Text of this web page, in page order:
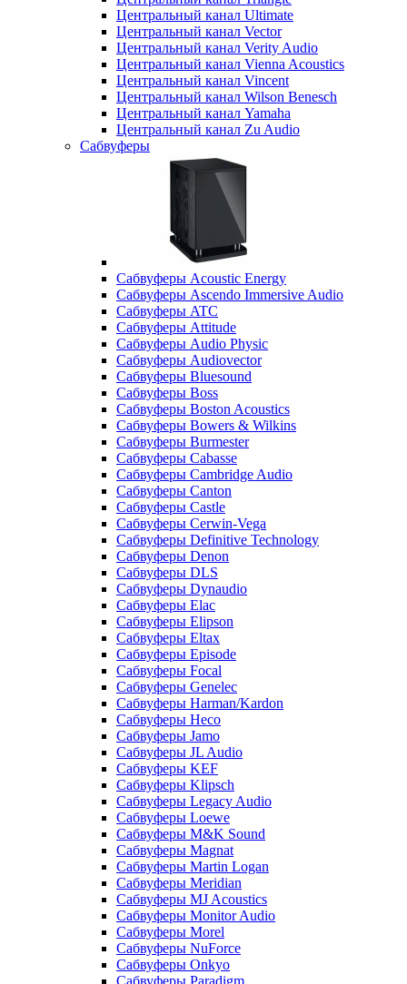
Центральный канал Ultimate
Центральный канал Vector
Центральный канал Verity Audio
Центральный канал Vienna Acoustics
Центральный канал Vincent
Центральный канал Wilson Benesch
Центральный канал Yamaha
Центральный канал Zu Audio
Сабвуферы
Сабвуферы Acoustic Energy
Сабвуферы Ascendo Immersive Audio
Сабвуферы ATC
Сабвуферы Attitude
Сабвуферы Audio Physic
Сабвуферы Audiovector
Сабвуферы Bluesound
Сабвуферы Boss
Сабвуферы Boston Acoustics
Сабвуферы Bowers & Wilkins
Сабвуферы Burmester
Сабвуферы Cabasse
Сабвуферы Cambridge Audio
Сабвуферы Canton
Сабвуферы Castle
Сабвуферы Cerwin-Vega
Сабвуферы Definitive Technology
Сабвуферы Denon
Сабвуферы DLS
Сабвуферы Dynaudio
Сабвуферы Elac
Сабвуферы Elipson
Сабвуферы Eltax
Сабвуферы Episode
Сабвуферы Focal
Сабвуферы Genelec
Сабвуферы Harman/Kardon
Сабвуферы Heco
Сабвуферы Jamo
Сабвуферы JL Audio
Сабвуферы KEF
Сабвуферы Klipsch
Сабвуферы Legacy Audio
Сабвуферы Loewe
Сабвуферы M&K Sound
Сабвуферы Magnat
Сабвуферы Martin Logan
Сабвуферы Meridian
Сабвуферы MJ Acoustics
Сабвуферы Monitor Audio
Сабвуферы Morel
Сабвуферы NuForce
Сабвуферы Onkyo